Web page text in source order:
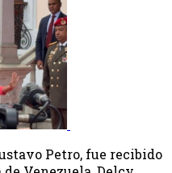
Petro, fue recibido